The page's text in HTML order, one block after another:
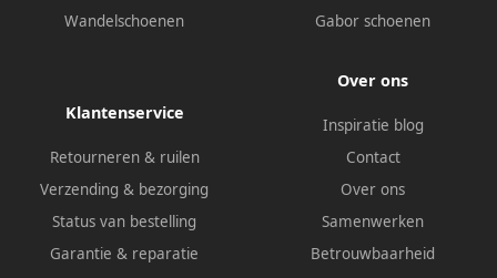
Wandelschoenen
Gabor schoenen
Klantenservice
Retourneren & ruilen
Verzending & bezorging
Status van bestelling
Garantie & reparatie
Over ons
Inspiratie blog
Contact
Over ons
Samenwerken
Betrouwbaarheid